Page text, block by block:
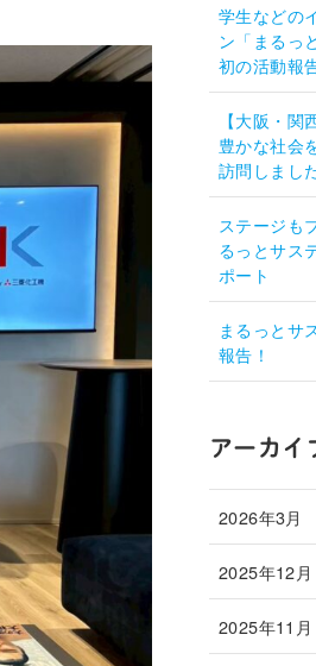
学生などの
ン「まるっ
初の活動報
【大阪・
豊かな社会
訪問しまし
ステージも
るっとサス
ポート
まるっとサ
報告！
アーカイ
2026年3月
2025年12月
2025年11月